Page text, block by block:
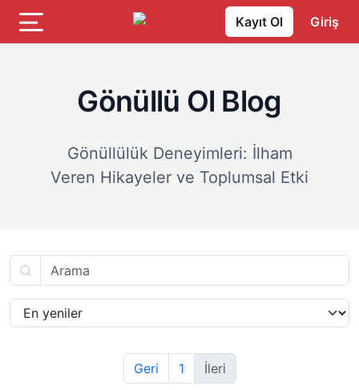
Kayıt Ol Giriş
Gönüllü Ol Blog
Gönüllülük Deneyimleri: İlham
Veren Hikayeler ve Toplumsal Etki
Geri 1 İleri